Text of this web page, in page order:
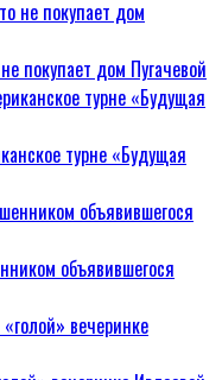
покупает дом Пугачевой
турне «Будущая
объявившегося